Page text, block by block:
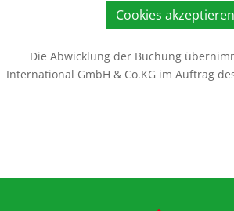
Cookies akzeptieren
Die Abwicklung der Buchung
International GmbH & Co.KG im Auftrag